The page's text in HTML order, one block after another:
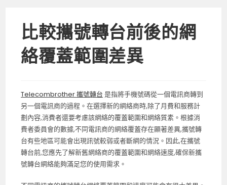
比較攜號轉台前後的網
絡覆蓋範圍差異
Telecombrother 攜號轉台 是指將手機號碼從一個電訊商轉到
另一個電訊商的過程。在選擇新的網絡商時,除了月費和服務計
劃內容,消費者還要考慮該網絡的覆蓋範圍和網絡質素。根據消
費者委員會的數據,不同電訊商的網絡覆蓋存在顯著差異,攜號轉
台有些地區可能會出現訊號較弱或者斷網的情況。因此,在攜號
轉台前,您應先了解新舊網絡商的覆蓋範圍和網絡速度,確保新攜
號轉台網絡能夠滿足您的使用需求。